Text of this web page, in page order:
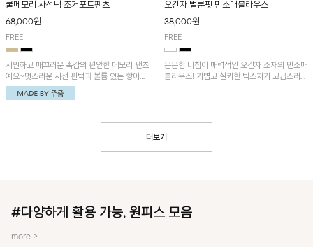
쿨메모리 사선턱 조거포트팬츠
68,000원
FREE
시원하고 매끄러운 촉감의 편안한 메모리 팬츠
예요~멋스러운 사선 핀턱과 볼륨 있는 항아리
핏이 유니크한 아이템!
오간자 벌룬핏 민소매블라우스
38,000원
FREE
은은한 비침이 매력적인 오간자 소재의 민소매
블라우스! 가볍고 실키한 텍스처가 고급스러운
더보기
#다양하게 활용 가능, 원피스 모음
more >